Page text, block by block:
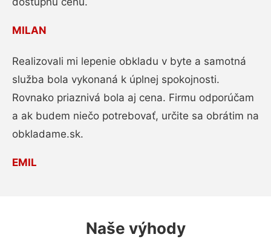
MILAN
Realizovali mi lepenie obkladu v byte a samotná
služba bola vykonaná k úplnej spokojnosti.
Rovnako priaznivá bola aj cena. Firmu odporúčam
a ak budem niečo potrebovať, určite sa obrátim na
obkladame.sk.
EMIL
Naše výhody